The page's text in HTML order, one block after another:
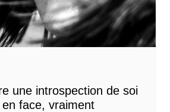
une introspection de soi
face, vraiment